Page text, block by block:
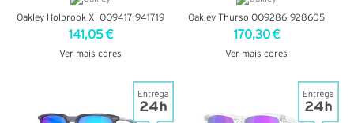
Oakley Holbrook Xl OO9417-941719
141,05 €
Ver mais cores
Oakley Thurso OO9286-928605
170,30 €
Ver mais cores